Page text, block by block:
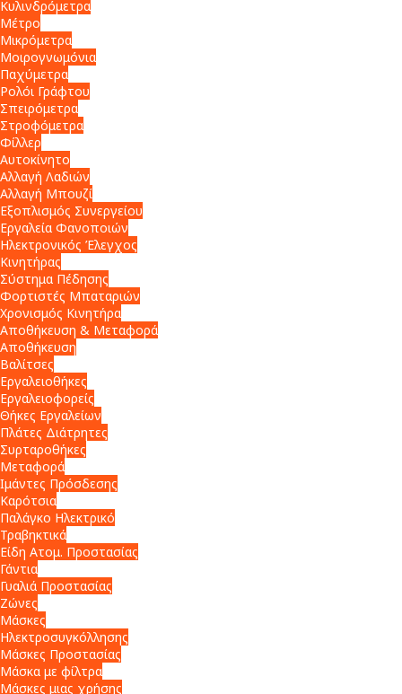
Κυλινδρόμετρα
Μέτρο
Μικρόμετρα
Μοιρογνωμόνια
Παχύμετρα
Ρολόι Γράφτου
Σπειρόμετρα
Στροφόμετρα
Φίλλερ
Αυτοκίνητο
Αλλαγή Λαδιών
Αλλαγή Μπουζί
Εξοπλισμός Συνεργείου
Εργαλεία Φανοποιών
Ηλεκτρονικός Έλεγχος
Κινητήρας
Σύστημα Πέδησης
Φορτιστές Μπαταριών
Χρονισμός Κινητήρα
Αποθήκευση & Μεταφορά
Αποθήκευση
Βαλίτσες
Εργαλειοθήκες
Εργαλειοφορείς
Θήκες Εργαλείων
Πλάτες Διάτρητες
Συρταροθήκες
Μεταφορά
Ιμάντες Πρόσδεσης
Καρότσια
Παλάγκο Ηλεκτρικό
Τραβηκτικά
Είδη Ατομ. Προστασίας
Γάντια
Γυαλιά Προστασίας
Ζώνες
Μάσκες
Ηλεκτροσυγκόλλησης
Μάσκες Προστασίας
Μάσκα με φίλτρα
Μάσκες μιας χρήσης